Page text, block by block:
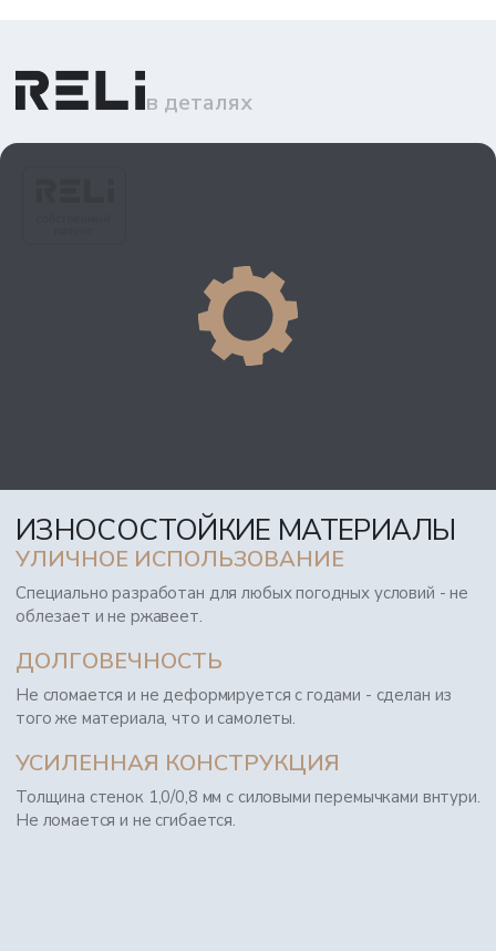
в деталях
ИЗНОСОСТОЙКИЕ МАТЕРИАЛЫ
УЛИЧНОЕ ИСПОЛЬЗОВАНИЕ
Специально разработан для любых погодных условий - не
облезает и не ржавеет.
ДОЛГОВЕЧНОСТЬ
Не сломается и не деформируется с годами - сделан из
того же материала, что и самолеты.
УСИЛЕННАЯ КОНСТРУКЦИЯ
Толщина стенок 1,0/0,8 мм с силовыми перемычками внтури.
Не ломается и не сгибается.